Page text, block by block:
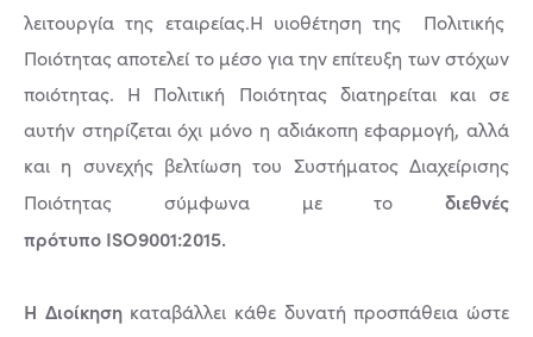
λειτουργία της εταιρείας.Η υιοθέτηση της Πολιτικής
Ποιότητας αποτελεί το μέσο για την επίτευξη των στόχων
ποιότητας. Η Πολιτική Ποιότητας διατηρείται και σε
αυτήν στηρίζεται όχι μόνο η αδιάκοπη εφαρμογή, αλλά
και η συνεχής βελτίωση του Συστήματος Διαχείρισης
Ποιότητας σύμφωνα με το διεθνές
πρότυπο ISO9001:2015.
Η Διοίκηση καταβάλλει κάθε δυνατή προσπάθεια ώστε